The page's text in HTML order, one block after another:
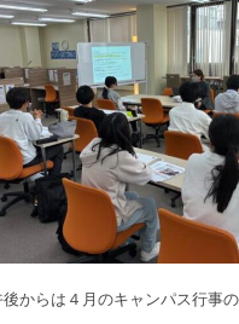
後からは４月のキャンパス行事